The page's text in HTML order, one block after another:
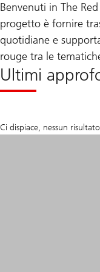
Benvenuti in The
progetto è fornire
quotidiane e
rouge tra le
Ultimi
Ci dispiace, nessun